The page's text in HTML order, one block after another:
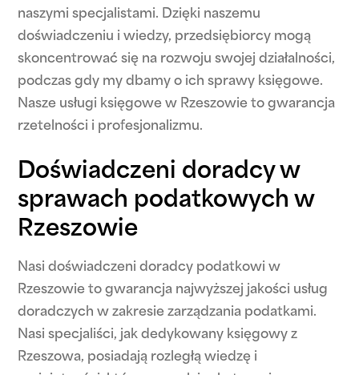
naszymi specjalistami. Dzięki naszemu
doświadczeniu i wiedzy, przedsiębiorcy mogą
skoncentrować się na rozwoju swojej działalności,
podczas gdy my dbamy o ich sprawy księgowe.
Nasze usługi księgowe w Rzeszowie to gwarancja
rzetelności i profesjonalizmu.
Doświadczeni doradcy w
sprawach podatkowych w
Rzeszowie
Nasi doświadczeni doradcy podatkowi w
Rzeszowie to gwarancja najwyższej jakości usług
doradczych w zakresie zarządzania podatkami.
Nasi specjaliści, jak dedykowany księgowy z
Rzeszowa, posiadają rozległą wiedzę i